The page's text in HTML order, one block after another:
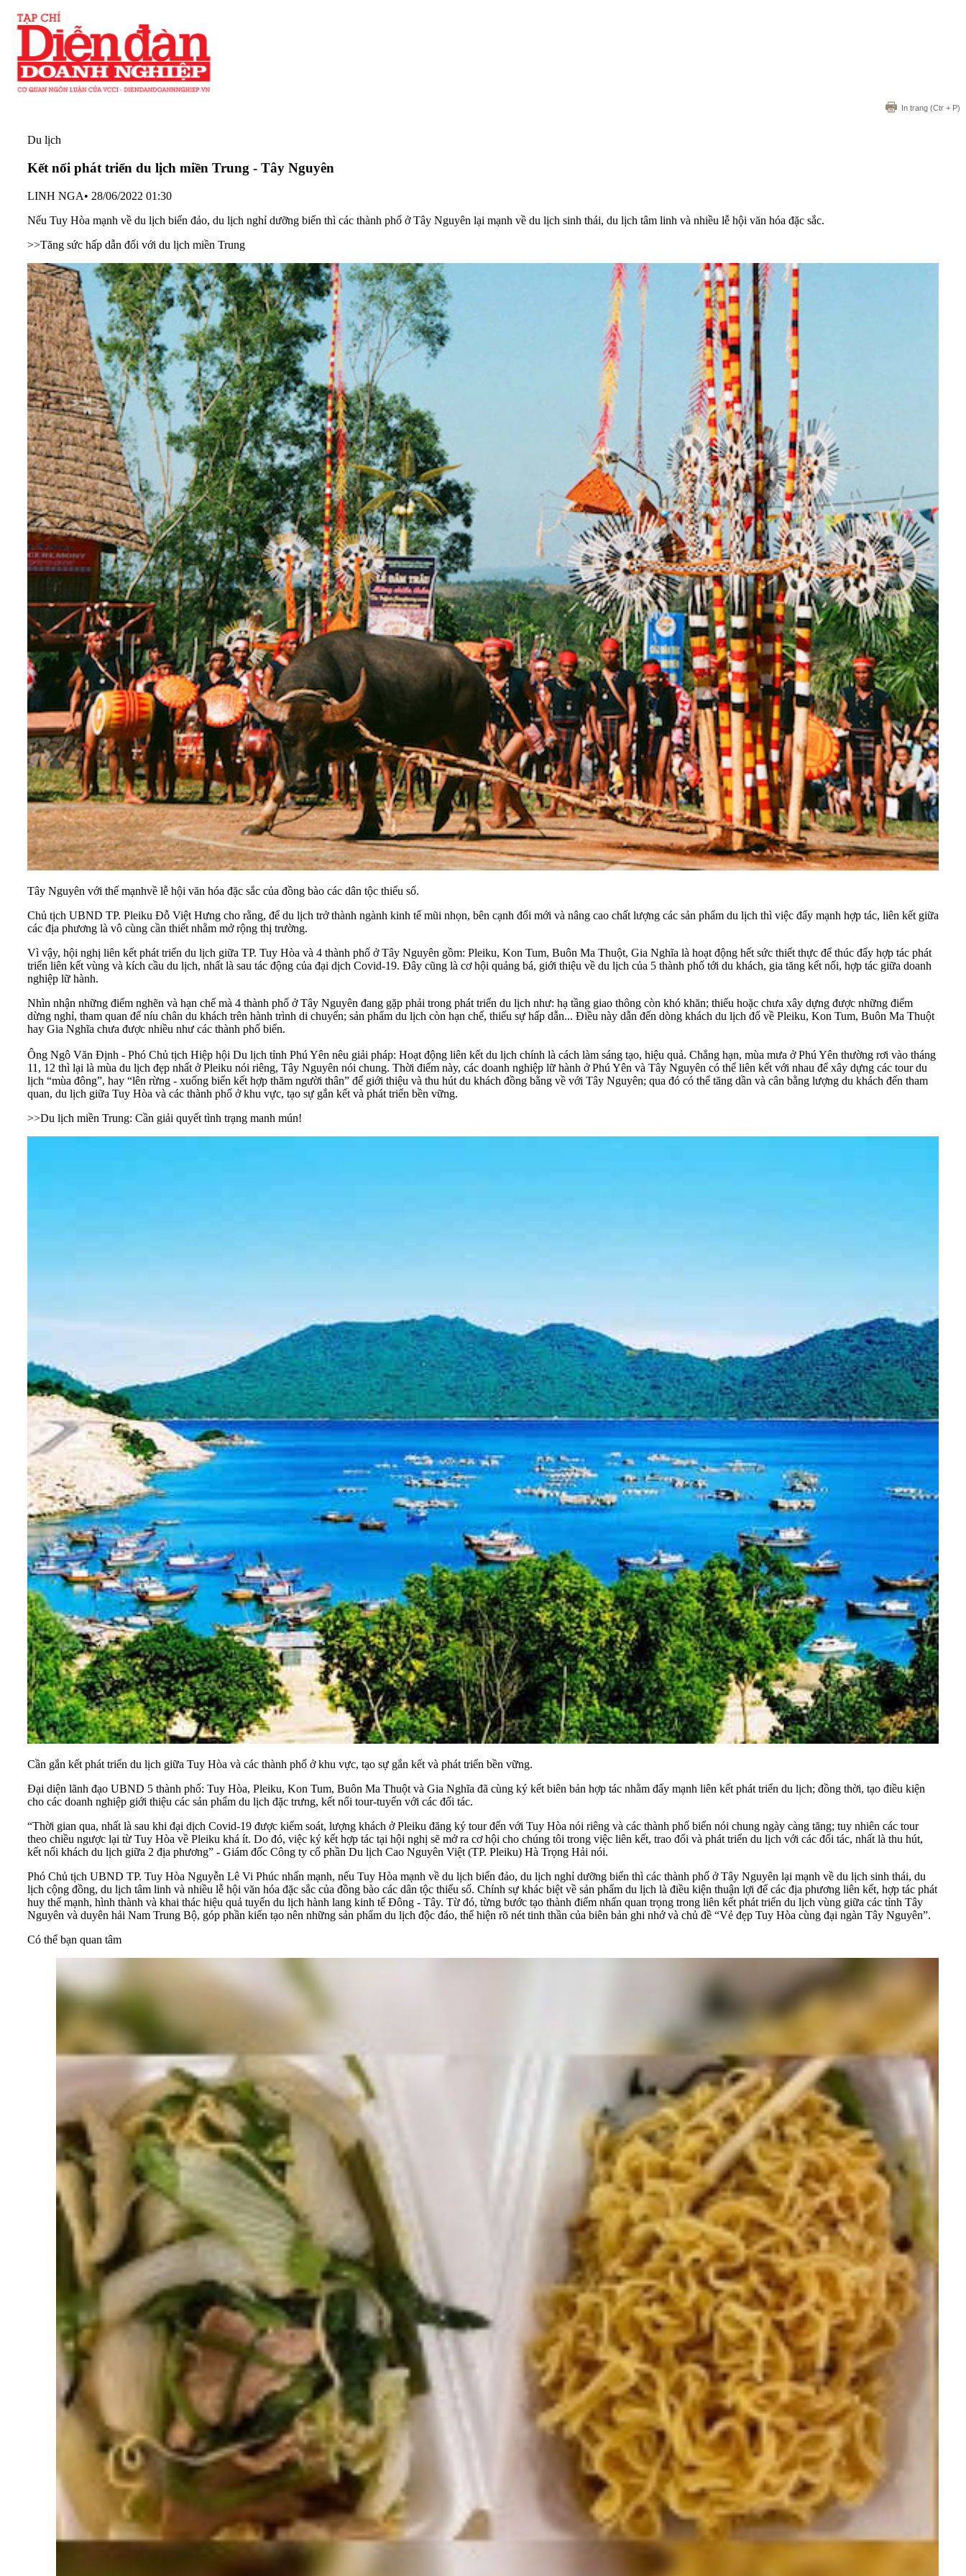
In trang (Ctr + P)
Du lịch
Kết nối phát triển du lịch miền Trung - Tây Nguyên
LINH NGA• 28/06/2022 01:30
Nếu Tuy Hòa mạnh về du lịch biển đảo, du lịch nghỉ dưỡng biển thì các thành phố ở Tây Nguyên lại mạnh về du lịch sinh thái, du lịch tâm linh và nhiều lễ hội văn hóa đặc sắc.
>>Tăng sức hấp dẫn đối với du lịch miền Trung
Tây Nguyên với thế mạnhvề lễ hội văn hóa đặc sắc của đồng bào các dân tộc thiểu số.
Chủ tịch UBND TP. Pleiku Đỗ Việt Hưng cho rằng, để du lịch trở thành ngành kinh tế mũi nhọn, bên cạnh đổi mới và nâng cao chất lượng các sản phẩm du lịch thì việc đẩy mạnh hợp tác, liên kết giữa
các địa phương là vô cùng cần thiết nhằm mở rộng thị trường.
Vì vậy, hội nghị liên kết phát triển du lịch giữa TP. Tuy Hòa và 4 thành phố ở Tây Nguyên gồm: Pleiku, Kon Tum, Buôn Ma Thuột, Gia Nghĩa là hoạt động hết sức thiết thực để thúc đẩy hợp tác phát
triển liên kết vùng và kích cầu du lịch, nhất là sau tác động của đại dịch Covid-19. Đây cũng là cơ hội quảng bá, giới thiệu về du lịch của 5 thành phố tới du khách, gia tăng kết nối, hợp tác giữa doanh
nghiệp lữ hành.
Nhìn nhận những điểm nghẽn và hạn chế mà 4 thành phố ở Tây Nguyên đang gặp phải trong phát triển du lịch như: hạ tầng giao thông còn khó khăn; thiếu hoặc chưa xây dựng được những điểm
dừng nghỉ, tham quan để níu chân du khách trên hành trình di chuyển; sản phẩm du lịch còn hạn chế, thiếu sự hấp dẫn... Điều này dẫn đến dòng khách du lịch đổ về Pleiku, Kon Tum, Buôn Ma Thuột
hay Gia Nghĩa chưa được nhiều như các thành phố biển.
Ông Ngô Văn Định - Phó Chủ tịch Hiệp hội Du lịch tỉnh Phú Yên nêu giải pháp: Hoạt động liên kết du lịch chính là cách làm sáng tạo, hiệu quả. Chẳng hạn, mùa mưa ở Phú Yên thường rơi vào tháng
11, 12 thì lại là mùa du lịch đẹp nhất ở Pleiku nói riêng, Tây Nguyên nói chung. Thời điểm này, các doanh nghiệp lữ hành ở Phú Yên và Tây Nguyên có thể liên kết với nhau để xây dựng các tour du
lịch “mùa đông”, hay “lên rừng - xuống biển kết hợp thăm người thân” để giới thiệu và thu hút du khách đồng bằng về với Tây Nguyên; qua đó có thể tăng dần và cân bằng lượng du khách đến tham
quan, du lịch giữa Tuy Hòa và các thành phố ở khu vực, tạo sự gắn kết và phát triển bền vững.
>>Du lịch miền Trung: Cần giải quyết tình trạng manh mún!
Cần gắn kết phát triển du lịch giữa Tuy Hòa và các thành phố ở khu vực, tạo sự gắn kết và phát triển bền vững.
Đại diện lãnh đạo UBND 5 thành phố: Tuy Hòa, Pleiku, Kon Tum, Buôn Ma Thuột và Gia Nghĩa đã cùng ký kết biên bản hợp tác nhằm đẩy mạnh liên kết phát triển du lịch; đồng thời, tạo điều kiện
cho các doanh nghiệp giới thiệu các sản phẩm du lịch đặc trưng, kết nối tour-tuyến với các đối tác.
“Thời gian qua, nhất là sau khi đại dịch Covid-19 được kiểm soát, lượng khách ở Pleiku đăng ký tour đến với Tuy Hòa nói riêng và các thành phố biển nói chung ngày càng tăng; tuy nhiên các tour
theo chiều ngược lại từ Tuy Hòa về Pleiku khá ít. Do đó, việc ký kết hợp tác tại hội nghị sẽ mở ra cơ hội cho chúng tôi trong việc liên kết, trao đổi và phát triển du lịch với các đối tác, nhất là thu hút,
kết nối khách du lịch giữa 2 địa phương” - Giám đốc Công ty cổ phần Du lịch Cao Nguyên Việt (TP. Pleiku) Hà Trọng Hải nói.
Phó Chủ tịch UBND TP. Tuy Hòa Nguyễn Lê Vi Phúc nhấn mạnh, nếu Tuy Hòa mạnh về du lịch biển đảo, du lịch nghỉ dưỡng biển thì các thành phố ở Tây Nguyên lại mạnh về du lịch sinh thái, du
lịch cộng đồng, du lịch tâm linh và nhiều lễ hội văn hóa đặc sắc của đồng bào các dân tộc thiểu số. Chính sự khác biệt về sản phẩm du lịch là điều kiện thuận lợi để các địa phương liên kết, hợp tác phát
huy thế mạnh, hình thành và khai thác hiệu quả tuyến du lịch hành lang kinh tế Đông - Tây. Từ đó, từng bước tạo thành điểm nhấn quan trọng trong liên kết phát triển du lịch vùng giữa các tỉnh Tây
Nguyên và duyên hải Nam Trung Bộ, góp phần kiến tạo nên những sản phẩm du lịch độc đáo, thể hiện rõ nét tinh thần của biên bản ghi nhớ và chủ đề “Vẻ đẹp Tuy Hòa cùng đại ngàn Tây Nguyên”.
Có thể bạn quan tâm